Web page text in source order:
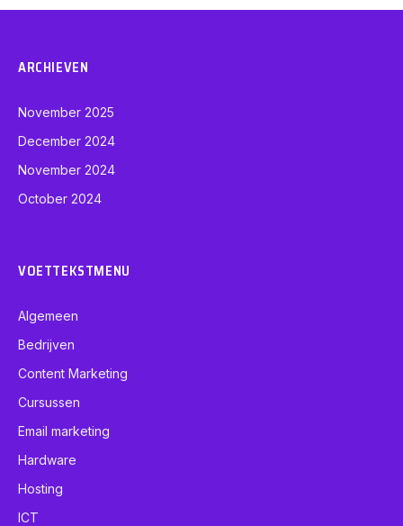
ARCHIEVEN
November 2025
December 2024
November 2024
October 2024
VOETTEKSTMENU
Algemeen
Bedrijven
Content Marketing
Cursussen
Email marketing
Hardware
Hosting
ICT